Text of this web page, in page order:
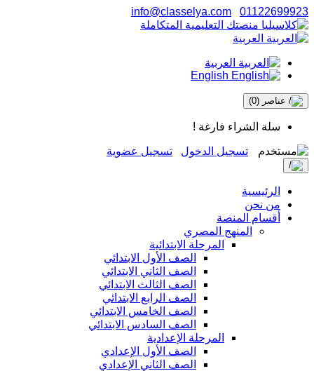
01122699923
info@classelya.com
العربية
العربية
English
عناصر (0)
سلة الشراء فارغة !
تسجيل الدخول تسجيل عضوية
الرئيسية
من نحن
أقسام المنصة
المنهج المصري
المرحلة الابتدائية
الصف الأول الابتدائي
الصف الثاني الابتدائي
الصف الثالث الابتدائي
الصف الرابع الابتدائي
الصف الخامس الابتدائي
الصف السادس الابتدائي
المرحلة الإعدادية
الصف الأول الإعدادي
الصف الثاني الإعدادي